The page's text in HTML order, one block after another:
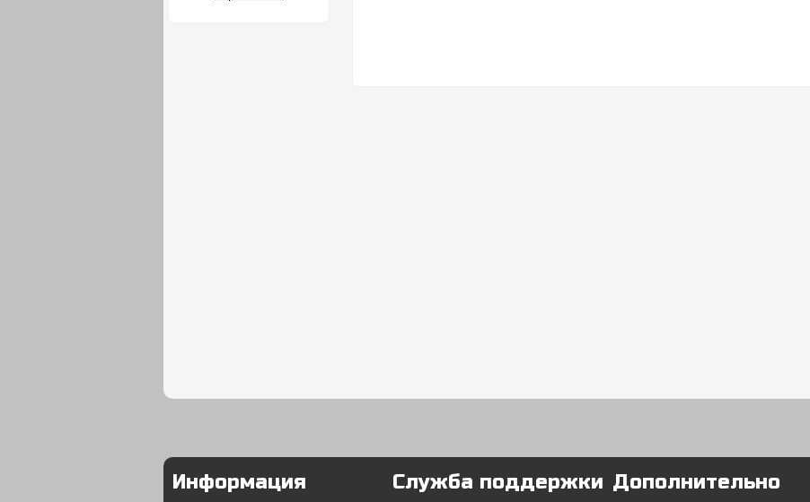
Информация Служба поддержки Дополнительно